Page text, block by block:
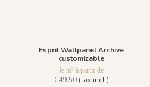
Esprit Wallpanel Archive
customizable
le m² à partir de
€49.50(tax incl.)